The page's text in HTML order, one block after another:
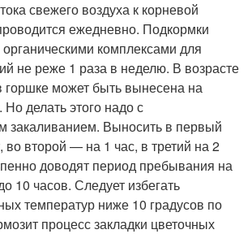
свежего воздуха к корневой
ежедневно. Подкормки
комплексами для
не реже 1 раза в неделю. В возрасте
горшке может быть вынесена на
делать этого надо с
закаливанием. Выносить в первый
во второй — на 1 час, в третий на 2
доводят период пребывания на
10 часов. Следует избегать
температур ниже 10 градусов по
процесс закладки цветочных